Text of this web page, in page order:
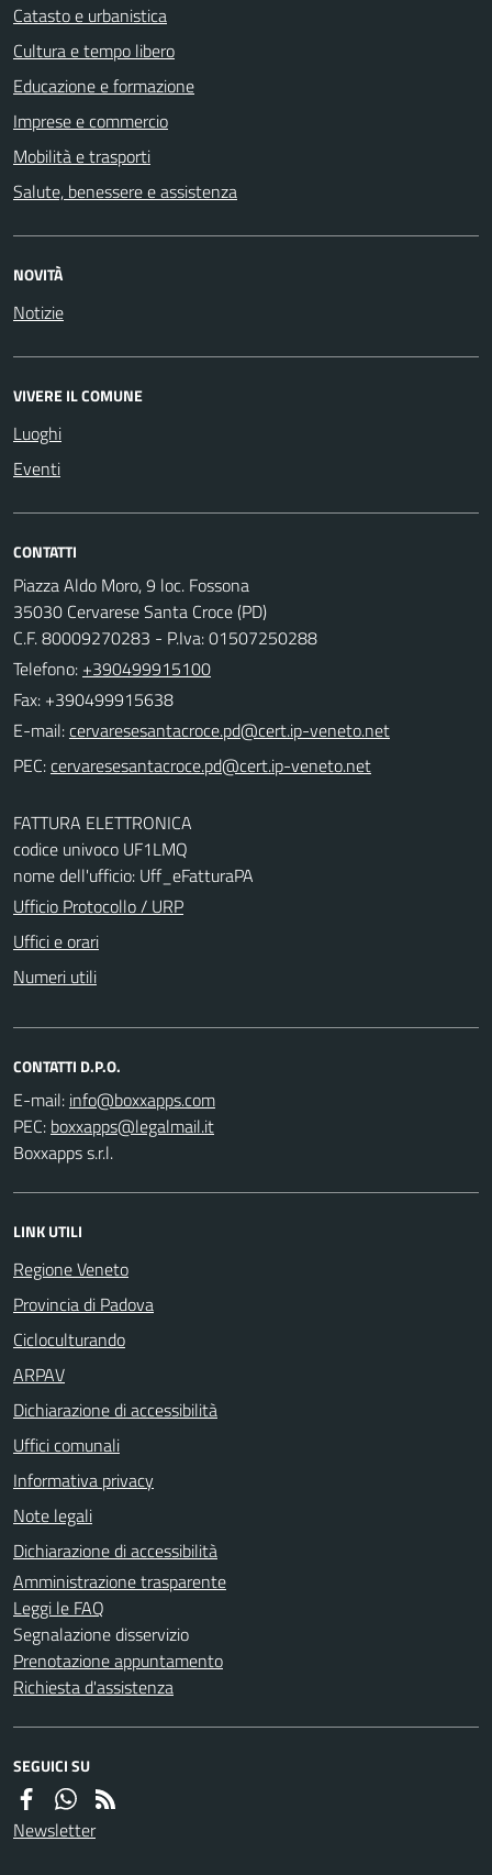
Catasto e urbanistica
Cultura e tempo libero
Educazione e formazione
Imprese e commercio
Mobilità e trasporti
Salute, benessere e assistenza
NOVITÀ
Notizie
VIVERE IL COMUNE
Luoghi
Eventi
CONTATTI
Piazza Aldo Moro, 9 loc. Fossona
35030 Cervarese Santa Croce (PD)
C.F. 80009270283 - P.Iva: 01507250288
Telefono: +390499915100
Fax: +390499915638
E-mail:
PEC:
FATTURA ELETTRONICA
codice univoco UF1LMQ
nome dell'ufficio: Uff_eFatturaPA
Ufficio Protocollo / URP
Uffici e orari
Numeri utili
CONTATTI D.P.O.
E-mail:
PEC:
Boxxapps s.r.l.
LINK UTILI
Regione Veneto
Provincia di Padova
Cicloculturando
ARPAV
Dichiarazione di accessibilità
Uffici comunali
Informativa privacy
Note legali
Dichiarazione di accessibilità
Amministrazione trasparente
Leggi le FAQ
Segnalazione disservizio
Prenotazione appuntamento
Richiesta d'assistenza
SEGUICI SU
Newsletter